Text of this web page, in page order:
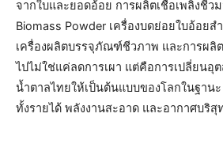
จากใบและยอดอ้อย การผลิตเชื้อเพลิงชี
Biomass Powder เครื่องบดย่อยใบอ้อยส
เครื่องผลิตบรรจุภัณฑ์ชีวภาพ และการผลิ
ไปไม่ใช่แค่ลดการเผา แต่คือการเปลี่ยนอุ
น้ำตาลไทยให้เป็นต้นแบบของโลกในฐานะ
ทั้งรายได้ พลังงานสะอาด และอากาศบริ